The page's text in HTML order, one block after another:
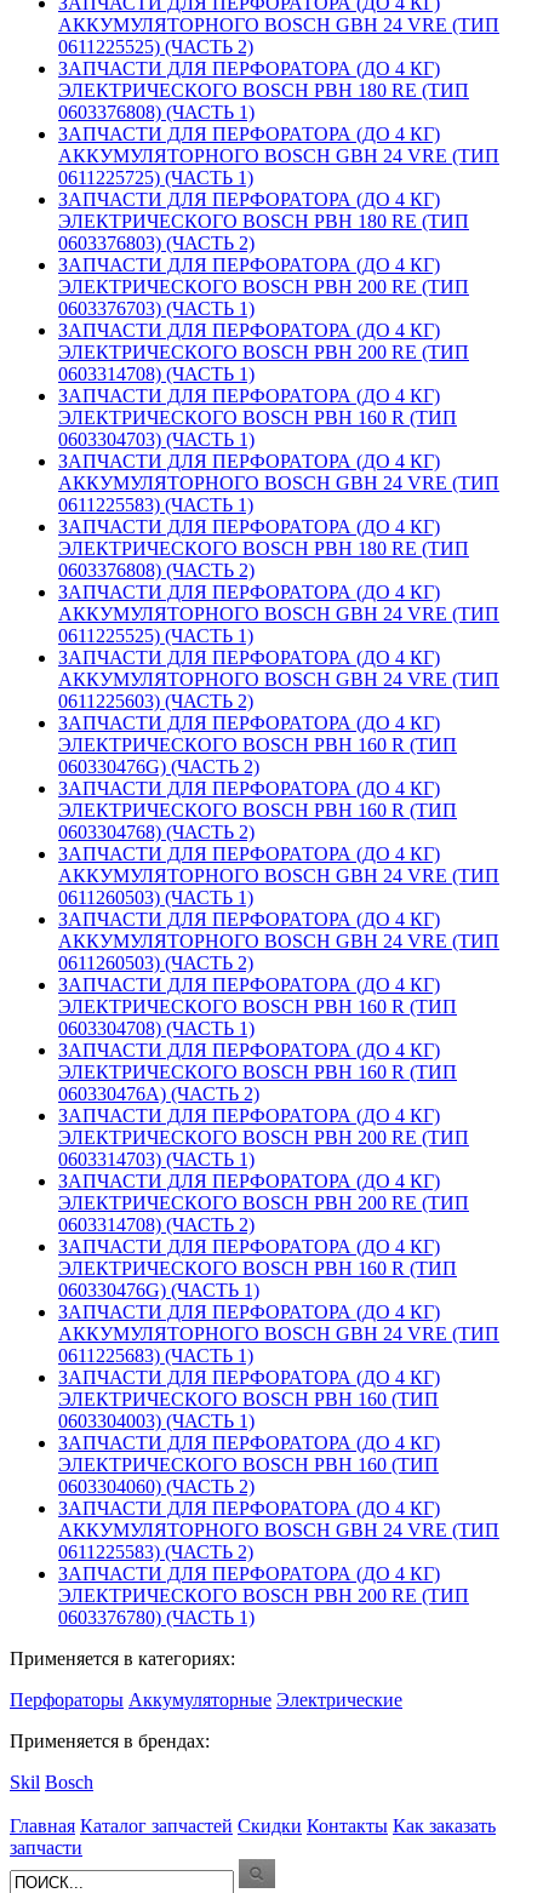
АККУМУЛЯТОРНОГО BOSCH GBH 24 VRE (ТИП
0611225525) (ЧАСТЬ 2)
ЗАПЧАСТИ ДЛЯ ПЕРФОРАТОРА (ДО 4 КГ)
ЭЛЕКТРИЧЕСКОГО BOSCH PBH 180 RE (ТИП
0603376808) (ЧАСТЬ 1)
ЗАПЧАСТИ ДЛЯ ПЕРФОРАТОРА (ДО 4 КГ)
АККУМУЛЯТОРНОГО BOSCH GBH 24 VRE (ТИП
0611225725) (ЧАСТЬ 1)
ЗАПЧАСТИ ДЛЯ ПЕРФОРАТОРА (ДО 4 КГ)
ЭЛЕКТРИЧЕСКОГО BOSCH PBH 180 RE (ТИП
0603376803) (ЧАСТЬ 2)
ЗАПЧАСТИ ДЛЯ ПЕРФОРАТОРА (ДО 4 КГ)
ЭЛЕКТРИЧЕСКОГО BOSCH PBH 200 RE (ТИП
0603376703) (ЧАСТЬ 1)
ЗАПЧАСТИ ДЛЯ ПЕРФОРАТОРА (ДО 4 КГ)
ЭЛЕКТРИЧЕСКОГО BOSCH PBH 200 RE (ТИП
0603314708) (ЧАСТЬ 1)
ЗАПЧАСТИ ДЛЯ ПЕРФОРАТОРА (ДО 4 КГ)
ЭЛЕКТРИЧЕСКОГО BOSCH PBH 160 R (ТИП
0603304703) (ЧАСТЬ 1)
ЗАПЧАСТИ ДЛЯ ПЕРФОРАТОРА (ДО 4 КГ)
АККУМУЛЯТОРНОГО BOSCH GBH 24 VRE (ТИП
0611225583) (ЧАСТЬ 1)
ЗАПЧАСТИ ДЛЯ ПЕРФОРАТОРА (ДО 4 КГ)
ЭЛЕКТРИЧЕСКОГО BOSCH PBH 180 RE (ТИП
0603376808) (ЧАСТЬ 2)
ЗАПЧАСТИ ДЛЯ ПЕРФОРАТОРА (ДО 4 КГ)
АККУМУЛЯТОРНОГО BOSCH GBH 24 VRE (ТИП
0611225525) (ЧАСТЬ 1)
ЗАПЧАСТИ ДЛЯ ПЕРФОРАТОРА (ДО 4 КГ)
АККУМУЛЯТОРНОГО BOSCH GBH 24 VRE (ТИП
0611225603) (ЧАСТЬ 2)
ЗАПЧАСТИ ДЛЯ ПЕРФОРАТОРА (ДО 4 КГ)
ЭЛЕКТРИЧЕСКОГО BOSCH PBH 160 R (ТИП
060330476G) (ЧАСТЬ 2)
ЗАПЧАСТИ ДЛЯ ПЕРФОРАТОРА (ДО 4 КГ)
ЭЛЕКТРИЧЕСКОГО BOSCH PBH 160 R (ТИП
0603304768) (ЧАСТЬ 2)
ЗАПЧАСТИ ДЛЯ ПЕРФОРАТОРА (ДО 4 КГ)
АККУМУЛЯТОРНОГО BOSCH GBH 24 VRE (ТИП
0611260503) (ЧАСТЬ 1)
ЗАПЧАСТИ ДЛЯ ПЕРФОРАТОРА (ДО 4 КГ)
АККУМУЛЯТОРНОГО BOSCH GBH 24 VRE (ТИП
0611260503) (ЧАСТЬ 2)
ЗАПЧАСТИ ДЛЯ ПЕРФОРАТОРА (ДО 4 КГ)
ЭЛЕКТРИЧЕСКОГО BOSCH PBH 160 R (ТИП
0603304708) (ЧАСТЬ 1)
ЗАПЧАСТИ ДЛЯ ПЕРФОРАТОРА (ДО 4 КГ)
ЭЛЕКТРИЧЕСКОГО BOSCH PBH 160 R (ТИП
060330476A) (ЧАСТЬ 2)
ЗАПЧАСТИ ДЛЯ ПЕРФОРАТОРА (ДО 4 КГ)
ЭЛЕКТРИЧЕСКОГО BOSCH PBH 200 RE (ТИП
0603314703) (ЧАСТЬ 1)
ЗАПЧАСТИ ДЛЯ ПЕРФОРАТОРА (ДО 4 КГ)
ЭЛЕКТРИЧЕСКОГО BOSCH PBH 200 RE (ТИП
0603314708) (ЧАСТЬ 2)
ЗАПЧАСТИ ДЛЯ ПЕРФОРАТОРА (ДО 4 КГ)
ЭЛЕКТРИЧЕСКОГО BOSCH PBH 160 R (ТИП
060330476G) (ЧАСТЬ 1)
ЗАПЧАСТИ ДЛЯ ПЕРФОРАТОРА (ДО 4 КГ)
АККУМУЛЯТОРНОГО BOSCH GBH 24 VRE (ТИП
0611225683) (ЧАСТЬ 1)
ЗАПЧАСТИ ДЛЯ ПЕРФОРАТОРА (ДО 4 КГ)
ЭЛЕКТРИЧЕСКОГО BOSCH PBH 160 (ТИП
0603304003) (ЧАСТЬ 1)
ЗАПЧАСТИ ДЛЯ ПЕРФОРАТОРА (ДО 4 КГ)
ЭЛЕКТРИЧЕСКОГО BOSCH PBH 160 (ТИП
0603304060) (ЧАСТЬ 2)
ЗАПЧАСТИ ДЛЯ ПЕРФОРАТОРА (ДО 4 КГ)
АККУМУЛЯТОРНОГО BOSCH GBH 24 VRE (ТИП
0611225583) (ЧАСТЬ 2)
ЗАПЧАСТИ ДЛЯ ПЕРФОРАТОРА (ДО 4 КГ)
ЭЛЕКТРИЧЕСКОГО BOSCH PBH 200 RE (ТИП
0603376780) (ЧАСТЬ 1)
Применяется в категориях:
Перфораторы Аккумуляторные Электрические
Применяется в брендах:
Skil Bosch
Главная Каталог запчастей Скидки Контакты Как заказать
запчасти